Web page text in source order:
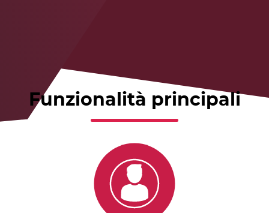
Funzionalità principali